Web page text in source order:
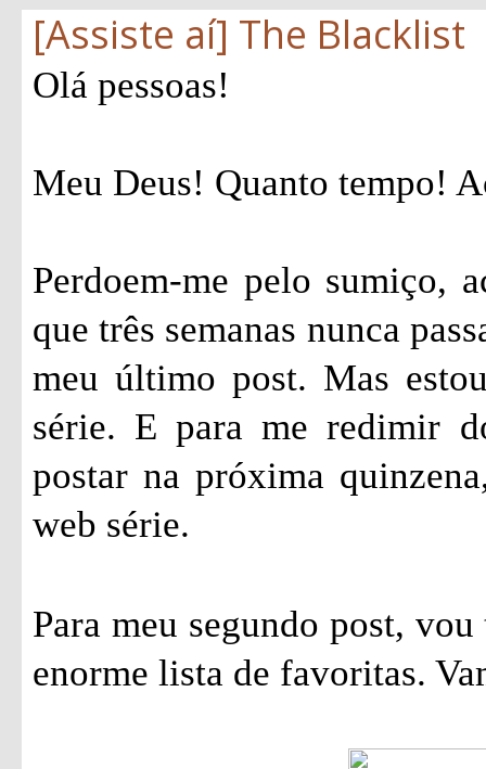
[Assiste aí] The Blacklist
Olá pessoas!
Meu Deus! Quanto tempo!
Perdoem-me pelo sumiço,
que três semanas nunca
meu último post. Mas
série. E para me redimir
postar na próxima
web série.
Para meu segundo post,
enorme lista de favoritas.